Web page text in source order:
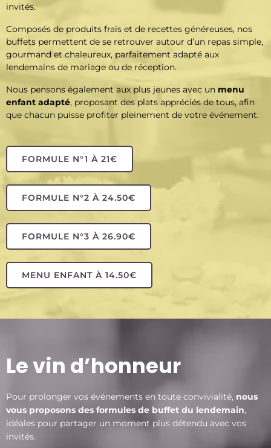
invités.
Composés de produits frais et de recettes généreuses, nos
buffets permettent de se retrouver autour d’un repas simple,
gourmand et chaleureux, parfaitement adapté aux
lendemains de mariage ou de réception.
Nous pensons également aux plus jeunes avec un menu
enfant adapté, proposant des plats appréciés de tous, afin
que chacun puisse profiter pleinement de votre événement.
FORMULE N°1 À 21€
FORMULE N°2 À 24.50€
FORMULE N°3 À 26.90€
MENU ENFANT À 14.50€
Le vin d’honneur
Pour prolonger vos événements en toute convivialité, nous
vous proposons des formules de buffet du lendemain,
idéales pour partager un moment plus détendu avec vos
invités.